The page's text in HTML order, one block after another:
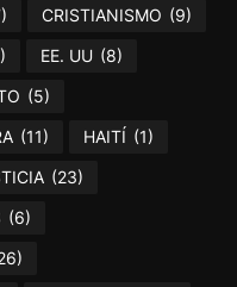
CRISTIANISMO (9)
EE. UU (8)
(5)
(11) HAITÍ (1)
(23)
(6)